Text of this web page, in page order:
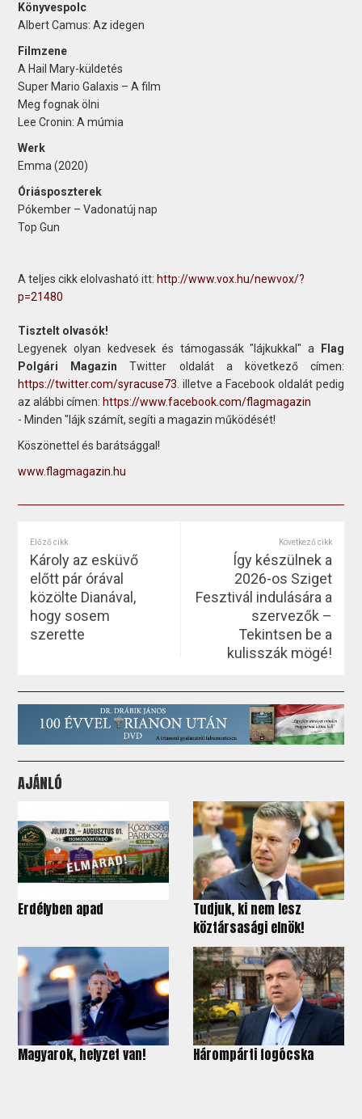
Könyvespolc
Albert Camus: Az idegen
Filmzene
A Hail Mary-küldetés
Super Mario Galaxis – A film
Meg fognak ölni
Lee Cronin: A múmia
Werk
Emma (2020)
Óriásposzterek
Pókember – Vadonatúj nap
Top Gun
A teljes cikk elolvasható itt: http://www.vox.hu/newvox/?
p=21480
Tisztelt olvasók!
Legyenek olyan kedvesek és támogassák "lájkukkal" a
Flag
Polgári Magazin Twitter oldalát a következő címen:
https://twitter.com/syracuse73 . illetve a Facebook oldalát pedig
az alábbi címen: https://www.facebook.com/flagmagazin
- Minden "lájk számít, segíti a magazin működését!
Köszönettel és barátsággal!
www.flagmagazin.hu
Előző cikk
Károly az esküvő
előtt pár órával
közölte Dianával,
hogy sosem
szerette
Következő cikk
Így készülnek a
2026-os Sziget
Fesztivál indulására a
szervezők –
Tekintsen be a
kulisszák mögé!
AJÁNLÓ
Erdélyben apad
Tudjuk, ki nem lesz
köztársasági elnök!
Magyarok, helyzet van! Hárompárti fogócska